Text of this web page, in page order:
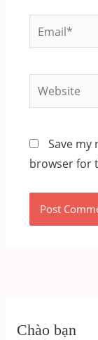
Email*
Website
Save my
browser for
Chào bạn